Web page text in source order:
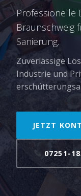
Professionelle
Braunschweig
Sanierung.
Zuverlässige
Industrie und
JETZT
07251-